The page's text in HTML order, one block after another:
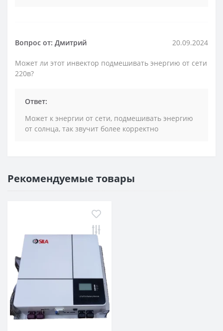
Вопрос от: Дмитрий 20.09.2024
Может ли этот инвектор подмешивать энергию от сети
220в?
Ответ:
Может к энергии от сети, подмешивать энергию
от солнца, так звучит более корректно
Рекомендуемые товары